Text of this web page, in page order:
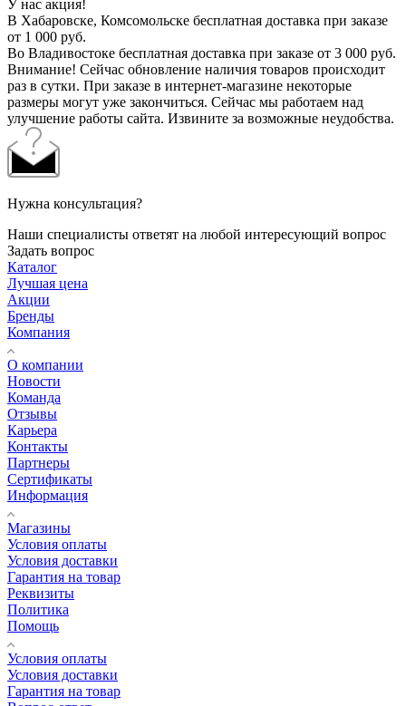
У нас акция!
В Хабаровске, Комсомольске бесплатная доставка при заказе
от 1 000 руб.
Во Владивостоке бесплатная доставка при заказе от 3 000 руб.
Внимание! Сейчас обновление наличия товаров происходит
раз в сутки. При заказе в интернет-магазине некоторые
размеры могут уже закончиться. Сейчас мы работаем над
улучшение работы сайта. Извините за возможные неудобства.
Нужна консультация?
Наши специалисты ответят на любой интересующий вопрос
Задать вопрос
Каталог
Лучшая цена
Акции
Бренды
Компания
О компании
Новости
Команда
Отзывы
Карьера
Контакты
Партнеры
Сертификаты
Информация
Магазины
Условия оплаты
Условия доставки
Гарантия на товар
Реквизиты
Политика
Помощь
Условия оплаты
Условия доставки
Гарантия на товар